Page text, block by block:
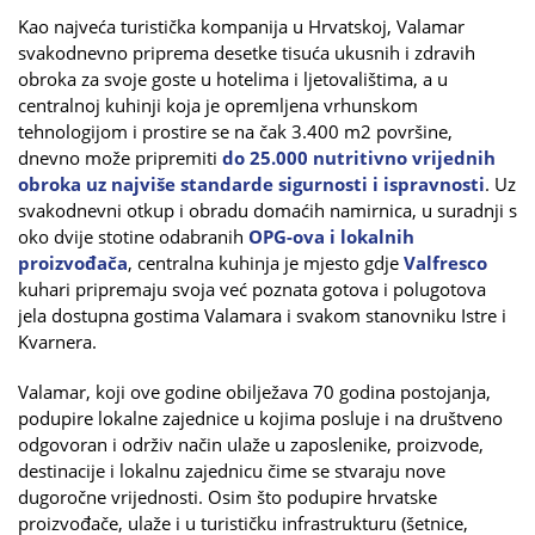
Kao najveća turistička kompanija u Hrvatskoj, Valamar
svakodnevno priprema desetke tisuća ukusnih i zdravih
obroka za svoje goste u hotelima i ljetovalištima, a u
centralnoj kuhinji koja je opremljena vrhunskom
tehnologijom i prostire se na čak 3.400 m2 površine,
dnevno može pripremiti do 25.000 nutritivno vrijednih
obroka uz najviše standarde sigurnosti i ispravnosti. Uz
svakodnevni otkup i obradu domaćih namirnica, u suradnji s
oko dvije stotine odabranih OPG-ova i lokalnih
proizvođača, centralna kuhinja je mjesto gdje Valfresco
kuhari pripremaju svoja već poznata gotova i polugotova
jela dostupna gostima Valamara i svakom stanovniku Istre i
Kvarnera.
Valamar, koji ove godine obilježava 70 godina postojanja,
podupire lokalne zajednice u kojima posluje i na društveno
odgovoran i održiv način ulaže u zaposlenike, proizvode,
destinacije i lokalnu zajednicu čime se stvaraju nove
dugoročne vrijednosti. Osim što podupire hrvatske
proizvođače, ulaže i u turističku infrastrukturu (šetnice,